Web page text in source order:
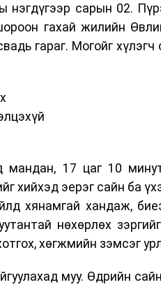
сарын 02.
гахай жилийн
гараг. Могойг хүлэгч
17 цаг 10
хийхэд эерэг сайн ба
хянамгай хандаж,
нөхөрлөх
хөгжмийн зэмсэг
муу. Өдрийн